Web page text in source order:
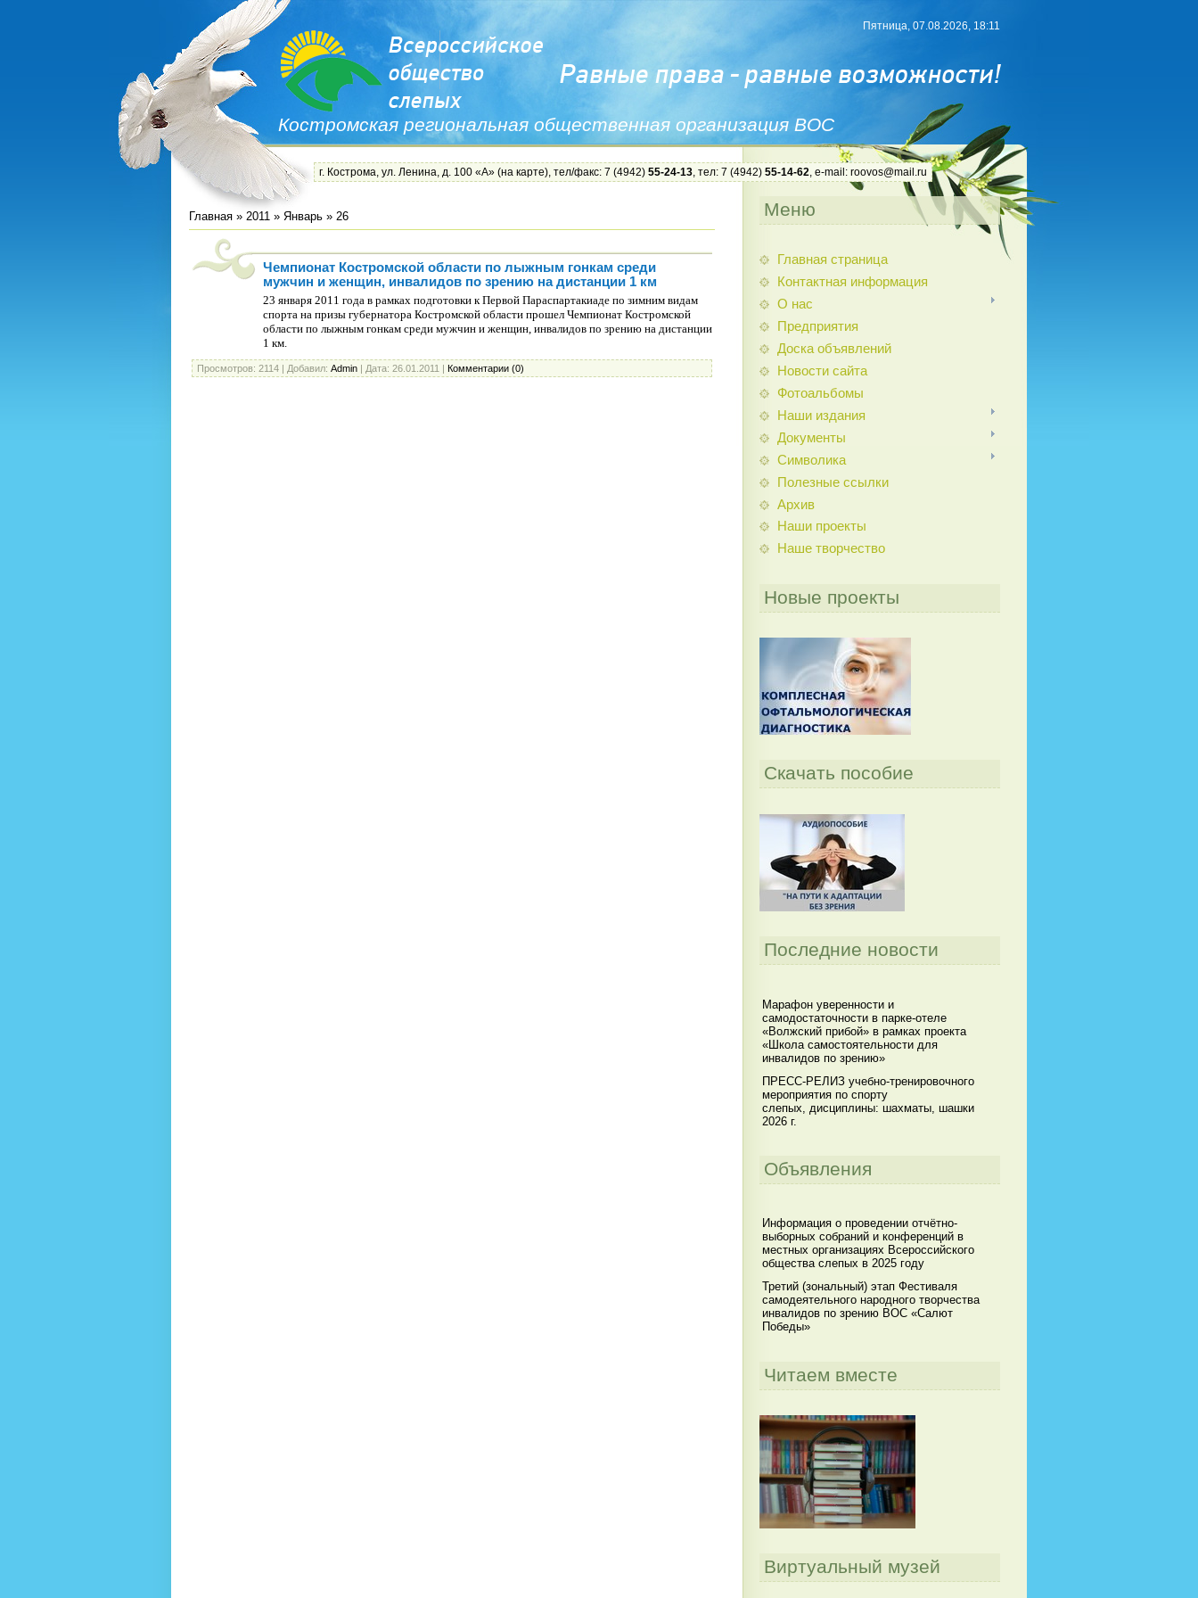
Костромская региональная общественная организация ВОС
Пятница, 07.08.2026, 18:11
г. Кострома, ул. Ленина, д. 100 «А» (на карте), тел/факс: 7 (4942) 55-24-13, тел: 7 (4942) 55-14-62, e-mail: roovos@mail.ru
Главная » 2011 » Январь » 26
Чемпионат Костромской области по лыжным гонкам среди
мужчин и женщин, инвалидов по зрению на дистанции 1 км
23 января 2011 года в рамках подготовки к Первой Параспартакиаде по зимним видам
спорта на призы губернатора Костромской области прошел Чемпионат Костромской
области по лыжным гонкам среди мужчин и женщин, инвалидов по зрению на дистанции
1 км.
Просмотров: 2114 Добавил: Admin Дата: 26.01.2011 Комментарии (0)
Меню
Главная страница
Контактная информация
О нас
Предприятия
Доска объявлений
Новости сайта
Фотоальбомы
Наши издания
Документы
Символика
Полезные ссылки
Архив
Наши проекты
Наше творчество
Новые проекты
Скачать пособие
Последние новости
Марафон уверенности и
самодостаточности в парке-отеле
«Волжский прибой» в рамках проекта
«Школа самостоятельности для
инвалидов по зрению»
ПРЕСС-РЕЛИЗ учебно-тренировочного
мероприятия по спорту
слепых, дисциплины: шахматы, шашки
2026 г.
Объявления
Информация о проведении отчётно-
выборных собраний и конференций в
местных организациях Всероссийского
общества слепых в 2025 году
Третий (зональный) этап Фестиваля
самодеятельного народного творчества
инвалидов по зрению ВОС «Салют
Победы»
Читаем вместе
Виртуальный музей